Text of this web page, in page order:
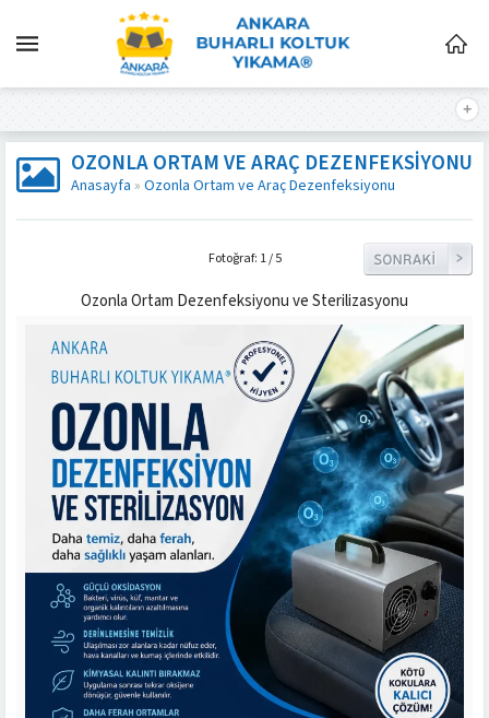
OZONLA ORTAM VE ARAÇ DEZENFEKSIYONU
Anasayfa » Ozonla Ortam ve Araç Dezenfeksiyonu
Fotoğraf: 1 / 5
Ozonla Ortam Dezenfeksiyonu ve Sterilizasyonu